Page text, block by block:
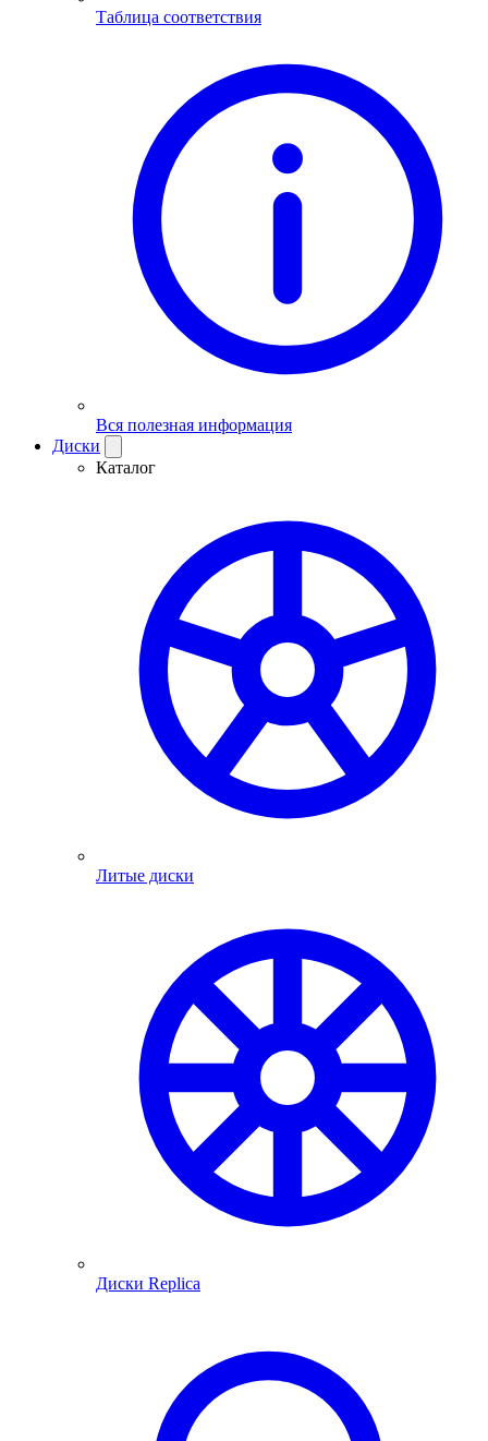
Таблица соответствия
Вся полезная информация
Диски
Каталог
Литые диски
Диски Replica